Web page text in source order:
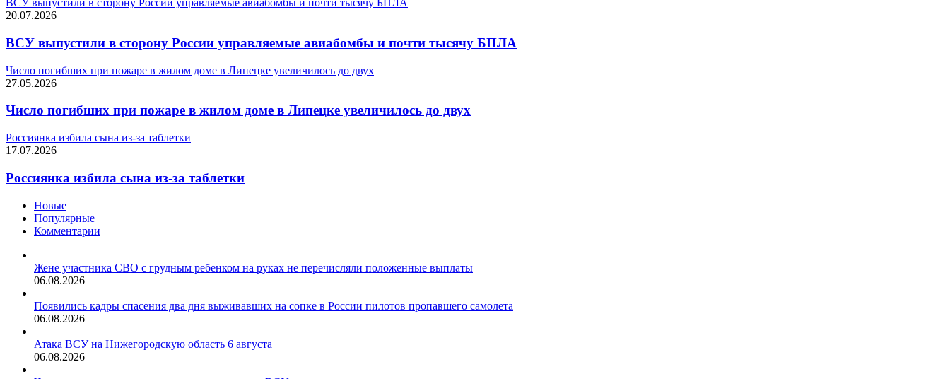
ВСУ выпустили в сторону России управляемые авиабомбы и почти тысячу БПЛА
20.07.2026
ВСУ выпустили в сторону России управляемые авиабомбы и почти тысячу БПЛА
Число погибших при пожаре в жилом доме в Липецке увеличилось до двух
27.05.2026
Число погибших при пожаре в жилом доме в Липецке увеличилось до двух
Россиянка избила сына из-за таблетки
17.07.2026
Россиянка избила сына из-за таблетки
Новые
Популярные
Комментарии
Жене участника СВО с грудным ребенком на руках не перечисляли положенные выплаты
06.08.2026
Появились кадры спасения два дня выживавших на сопке в России пилотов пропавшего самолета
06.08.2026
Атака ВСУ на Нижегородскую область 6 августа
06.08.2026